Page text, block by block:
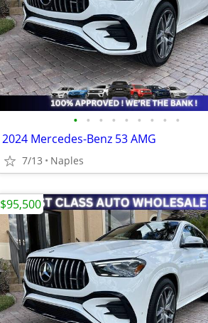
• • • • • • • • •
2024 Mercedes-Benz 53 AMG
7/13 Naples
$95,500